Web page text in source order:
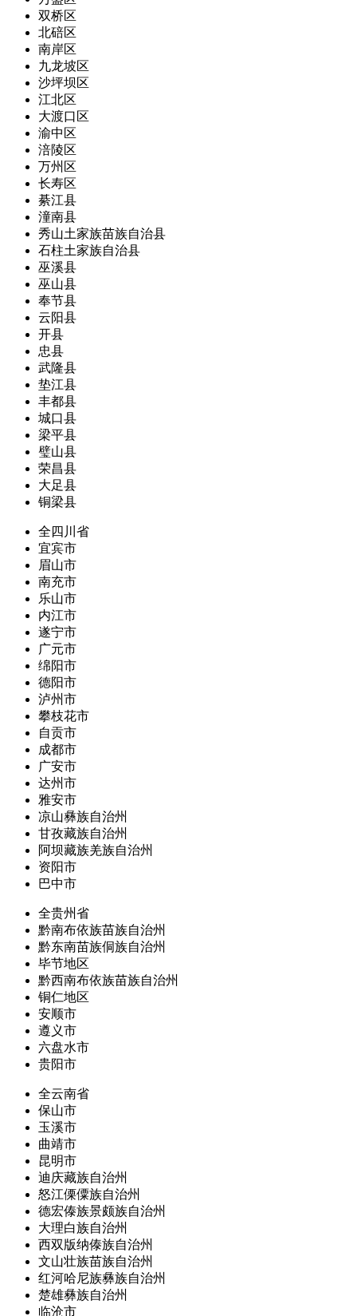
双桥区
北碚区
南岸区
九龙坡区
沙坪坝区
江北区
大渡口区
渝中区
涪陵区
万州区
长寿区
綦江县
潼南县
秀山土家族苗族自治县
石柱土家族自治县
巫溪县
巫山县
奉节县
云阳县
开县
忠县
武隆县
垫江县
丰都县
城口县
梁平县
璧山县
荣昌县
大足县
铜梁县
全四川省
宜宾市
眉山市
南充市
乐山市
内江市
遂宁市
广元市
绵阳市
德阳市
泸州市
攀枝花市
自贡市
成都市
广安市
达州市
雅安市
凉山彝族自治州
甘孜藏族自治州
阿坝藏族羌族自治州
资阳市
巴中市
全贵州省
黔南布依族苗族自治州
黔东南苗族侗族自治州
毕节地区
黔西南布依族苗族自治州
铜仁地区
安顺市
遵义市
六盘水市
贵阳市
全云南省
保山市
玉溪市
曲靖市
昆明市
迪庆藏族自治州
怒江傈僳族自治州
德宏傣族景颇族自治州
大理白族自治州
西双版纳傣族自治州
文山壮族苗族自治州
红河哈尼族彝族自治州
楚雄彝族自治州
临沧市